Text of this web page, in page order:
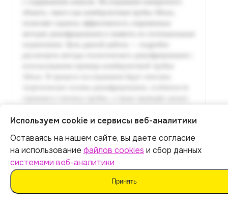
Итог:399р.
Оплатить
Используем cookie и сервисы веб-аналитики
Оставаясь на нашем сайте, вы даете согласие
на использование файлов cookies и сбор данных
системами веб-аналитики
Принять